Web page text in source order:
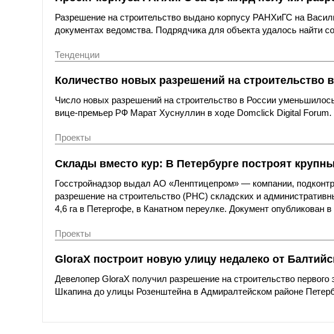
Разрешение на строительство выдано корпусу РАНХиГС на
документах ведомства. Подрядчика для объекта удалось найти
Тенденции
Количество новых разрешений на строительство
Число новых разрешений на строительство в России
вице-премьер РФ Марат Хуснуллин в ходе Domclick Digital Forum.
Проекты
Склады вместо кур: В Петербурге построят
Госстройнадзор выдал АО «Ленптицепром» — компании,
разрешение на строительство (РНС) складских и
4,6 га в Петергофе, в Канатном переулке. Документ опубликован
Проекты
GloraX построит новую улицу недалеко от
Девелопер GloraX получил разрешение на строительство
Шкапина до улицы Розенштейна в Адмиралтейском районе